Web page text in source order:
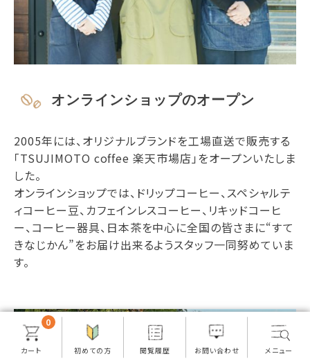
オンラインショップのオープン
2005年には、オリジナルブランドを工場直送で販売する
「TSUJIMOTO coffee 楽天市場店」をオープンいたしま
した。
オンラインショップでは、ドリップコーヒー、スペシャルテ
ィコーヒー豆、カフェインレスコーヒー、リキッドコーヒ
ー、コーヒー器具、日本茶を中心に全国の皆さまに“すて
きなじかん”をお届け出来るようスタッフ一同努めていま
す。
0